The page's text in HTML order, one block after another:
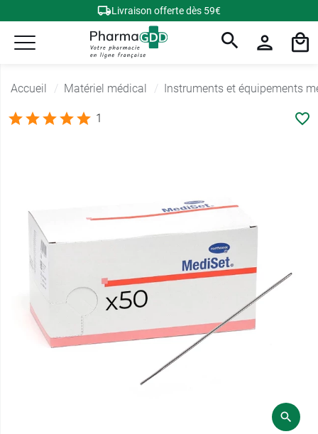
Livraison offerte dès 59€
Accueil Matériel médical Instruments et équipements
1